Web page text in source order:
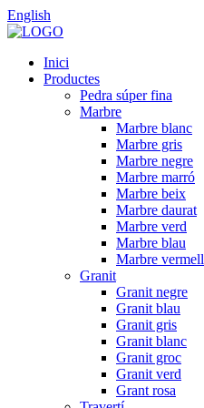
English
Inici
Productes
Pedra súper fina
Marbre
Marbre blanc
Marbre gris
Marbre negre
Marbre marró
Marbre beix
Marbre daurat
Marbre verd
Marbre blau
Marbre vermell
Granit
Granit negre
Granit blau
Granit gris
Granit blanc
Granit groc
Granit verd
Grant rosa